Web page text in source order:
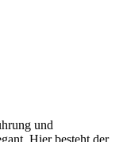
und
Hier besteht der